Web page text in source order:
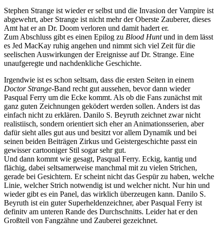
Stephen Strange ist wieder er selbst und die Invasion der Vampire ist
abgewehrt, aber Strange ist nicht mehr der Oberste Zauberer, dieses
Amt hat er an Dr. Doom verloren und damit hadert er.
Zum Abschluss gibt es einen Epilog zu Blood Huntund in dem lässt
es Jed MacKay ruhig angehen und nimmt sich viel Zeit für die
seelischen Auswirkungen der Ereignisse auf Dr. Strange. Eine
unaufgeregte und nachdenkliche Geschichte.
Irgendwie ist es schon seltsam, dass die ersten Seiten in einem
Doctor Strange-Band recht gut aussehen, bevor dann wieder
Pasqual Ferry um die Ecke kommt. Als ob die Fans zunächst mit
ganz guten Zeichnungen geködert werden sollen. Anders ist das
einfach nicht zu erklären. Danilo S. Beyruth zeichnet zwar nicht
realistiisch, sondern orientiert sich eher an Animationsserien, aber
dafür sieht alles gut aus und besitzt vor allem Dynamik und bei
seinen beiden Beiträgen Zirkus und Geistergeschichte passt ein
gewisser cartooniger Stil sogar sehr gut.
Und dann kommt wie gesagt, Pasqual Ferry. Eckig, kantig und
flächig, dabei seltsamerweise manchmal mit zu vielen Strichen,
gerade bei Gesichtern. Er scheint nicht das Gespür zu haben, welche
Linie, welcher Strich notwendig ist und welcher nicht. Nur hin und
wieder gibt es ein Panel, das wirklich überzeugen kann. Danilo S.
Beyruth ist ein guter Superheldenzeichner, aber Pasqual Ferry ist
definitv am unteren Rande des Durchschnitts. Leider hat er den
Großteil von Fangzähne und Zauberei gezeichnet.